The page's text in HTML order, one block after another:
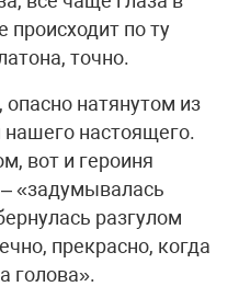
по ту
точно.
натянутом из
настоящего.
вот и героиня
«задумывалась
разгулом
прекрасно, когда
голова».